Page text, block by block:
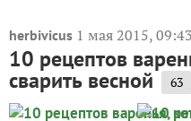
herbivicus 1 мая 2015, 09:43
10 рецептов
сварить весной 63